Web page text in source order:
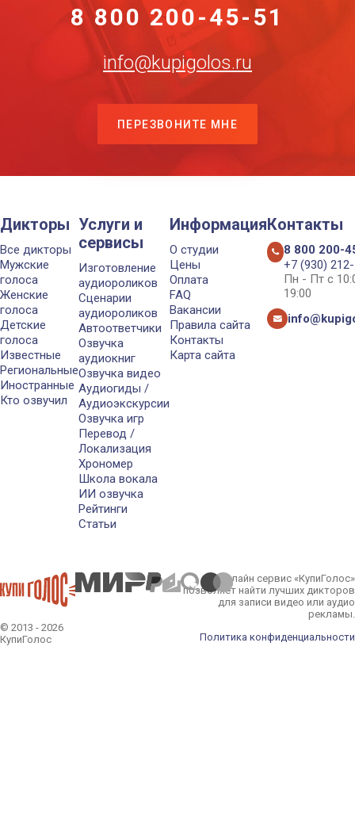
8 800 200-45-51
info@kupigolos.ru
ПЕРЕЗВОНИТЕ МНЕ
Дикторы
Все дикторы
Мужские
голоса
Женские
голоса
Детские
голоса
Известные
Региональные
Иностранные
Кто озвучил
Услуги и
сервисы
Изготовление
аудиороликов
Сценарии
аудиороликов
Автоответчики
Озвучка
аудиокниг
Озвучка видео
Аудиогиды /
Аудиоэкскурсии
Озвучка игр
Перевод /
Локализация
Хрономер
Школа вокала
ИИ озвучка
Рейтинги
Статьи
Информация
О студии
Цены
Оплата
FAQ
Вакансии
Правила сайта
Контакты
Карта сайта
Контакты
8 800 200-
+7 (930)
Пн - Пт с
19:00
© 2013 - 2026
КупиГолос
Онлайн сервис «КупиГолос»
позволяет найти лучших дикторов
для записи видео или аудио
рекламы.
Политика конфиденциальности